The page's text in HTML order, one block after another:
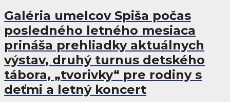
Galéria umelcov Spiša počas
posledného letného mesiaca
prináša prehliadky aktuálnych
výstav, druhý turnus detského
tábora, „tvorivky“ pre rodiny s
deťmi a letný koncert